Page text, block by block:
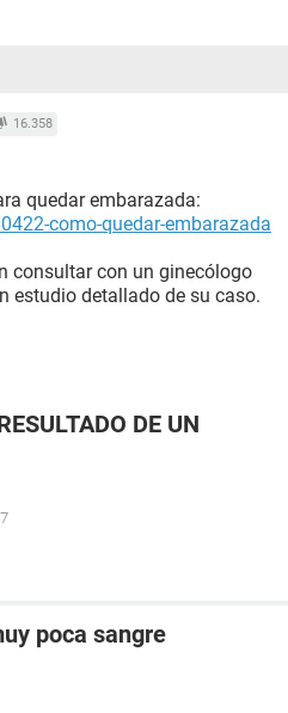
16.358
quedar embarazada:
como-quedar-embarazada
consultar con un ginecólogo
estudio detallado de su caso.
DE UN
poca sangre